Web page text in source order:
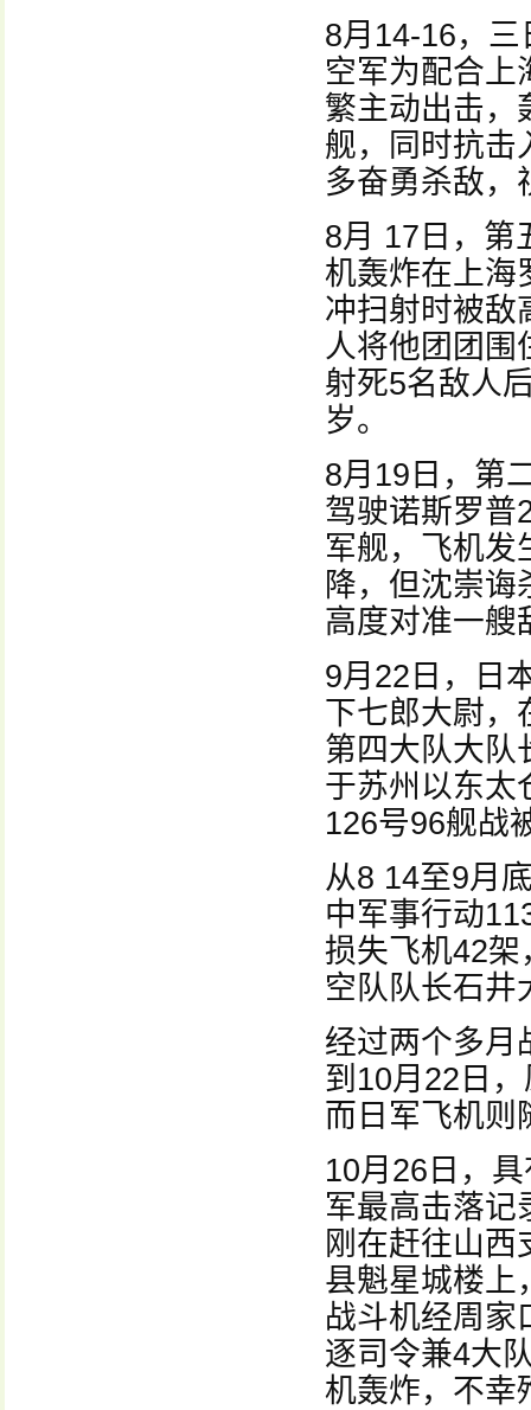
8月14-16，
空军为配合上
繁主动出击，
舰，同时抗击
多奋勇杀敌，
8月 17日，第
机轰炸在上海
冲扫射时被敌
人将他团团围
射死5名敌人
岁。
8月19日，第
驾驶诺斯罗普
军舰，飞机发
降，但沈崇
高度对准一艘
9月22日，日
下七郎大尉，
第四大队大队
于苏州以东太
126号96舰战
从8 14至9月
中军事行动
损失飞机42
空队队长石井
经过两个多月
到10月22日
而日军飞机则
10月26日，
军最高击落记
刚在赶往山
县魁星城楼上
战斗机经周家
逐司令兼4大
机轰炸，不幸